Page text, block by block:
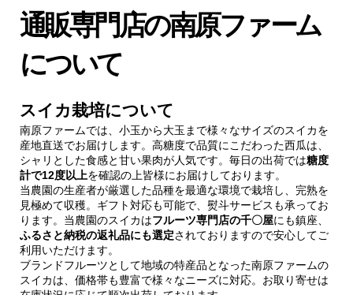
通販専門店の南原ファーム
について
スイカ栽培について
南原ファームでは、小玉から大玉まで様々なサイズのスイカを
産地直送でお届けします。高糖度で品質にこだわった西瓜は、
シャリとした食感と甘い果肉が人気です。毎日の出荷では糖度
計で12度以上を確認の上皆様にお届けしております。
当農園の生産者が厳選した品種を最適な環境で栽培し、完熟を
見極めて収穫。ギフト対応も可能で、熨斗サービスも承ってお
ります。当農園のスイカはフルーツ専門店の千〇屋にも鎮座、
ふるさと納税の返礼品にも選定されておりますので安心してご
利用いただけます。
ブランドフルーツとして地域の特産品となった南原ファームの
スイカは、価格帯も豊富で様々なニーズに対応。お取り寄せは